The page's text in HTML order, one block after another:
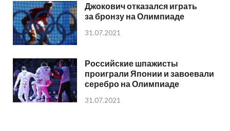
Джокович отказался играть
за бронзу на Олимпиаде
31.07.2021
Российские шпажисты
проиграли Японии и завоевали
серебро на Олимпиаде
31.07.2021